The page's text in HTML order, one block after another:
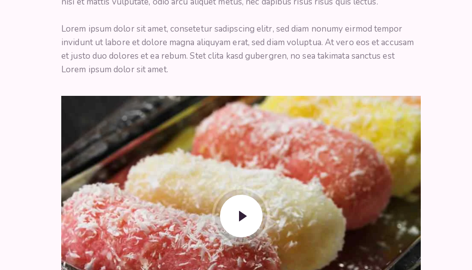
Lorem ipsum dolor sit amet, consetetur sadipscing elitr, sed diam nonumy eirmod tempor
invidunt ut labore et dolore magna aliquyam erat, sed diam voluptua. At vero eos et accusam
et justo duo dolores et ea rebum. Stet clita kasd gubergren, no sea takimata sanctus est
Lorem ipsum dolor sit amet.